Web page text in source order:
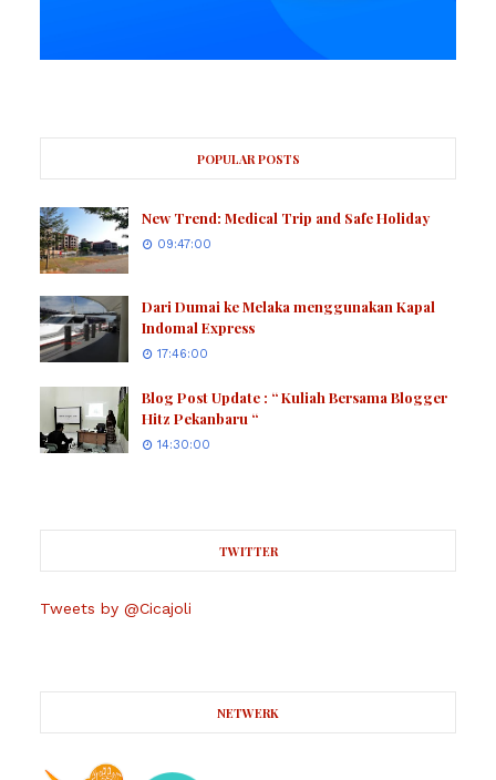
POPULAR POSTS
New Trend: Medical Trip and Safe Holiday
09:47:00
Dari Dumai ke Melaka menggunakan Kapal
Indomal Express
17:46:00
Blog Post Update : “ Kuliah Bersama Blogger
Hitz Pekanbaru “
14:30:00
TWITTER
Tweets by @Cicajoli
NETWERK